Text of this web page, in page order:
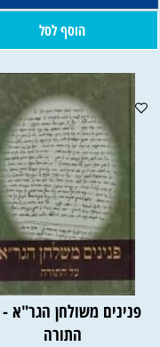
הוסף לסל
פנינים משולחן הגר"א -
התורה